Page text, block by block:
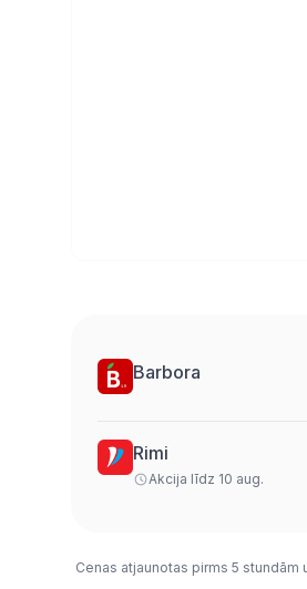
Barbora
Rimi
Akcija līdz 10 aug.
Cenas atjaunotas pirms 5 stundām